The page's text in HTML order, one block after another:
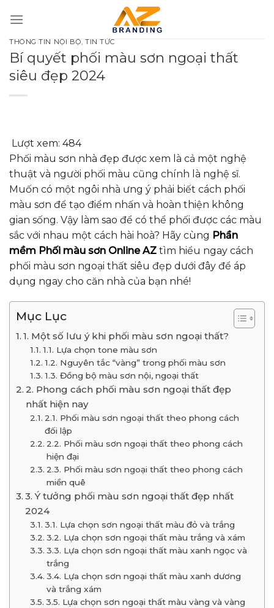
qua
nội
dung
THÔNG TIN NỘI BỘ,TIN TỨC
Bí quyết phối màu sơn ngoại thất
siêu đẹp 2024
Lượt xem: 484
Phối màu sơn nhà đẹp được xem là cả một nghệ
thuật và người phối màu cũng chính là nghệ sĩ.
Muốn có một ngôi nhà ưng ý phải biết cách phối
màu sơn để tạo điểm nhấn và hoàn thiện không
gian sống. Vậy làm sao để có thể phối được các màu
sắc với nhau một cách hài hoà? Hãy cùng Phần
mềm Phối màu sơn Online AZ tìm hiểu ngay cách
phối màu sơn ngoại thất siêu đẹp dưới đây để áp
dụng ngay cho căn nhà của bạn nhé!
Mục Lục
1. Một số lưu ý khi phối màu sơn ngoại thất?
1.1. Lựa chọn tone màu sơn
1.2. Nguyên tắc “vàng” trong phối màu sơn
1.3. Đồng bộ màu sơn nội, ngoại thất
2. Phong cách phối màu sơn ngoại thất đẹp
nhất hiện nay
2.1. Phối màu sơn ngoại thất theo phong cách
đối lập
2.2. Phối màu sơn ngoại thất theo phong cách
hiện đại
2.3. Phối màu sơn ngoại thất theo phong cách
miền quê
3. Ý tưởng phối màu sơn ngoại thất đẹp nhất
2024
3.1. Lựa chọn sơn ngoại thất màu đỏ và trắng
3.2. Lựa chọn sơn ngoại thất màu trắng và xám
3.3. Lựa chọn sơn ngoại thất màu xanh ngọc và
trắng
3.4. Lựa chọn sơn ngoại thất màu xanh dương
và trắng xám
3.5. Lựa chọn sơn ngoại thất màu vàng và vàng